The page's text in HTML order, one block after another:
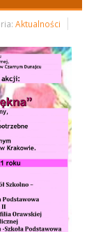
Aktualności